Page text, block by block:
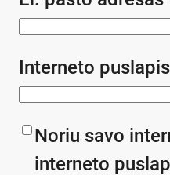
Interneto puslapis
Noriu savo
interneto